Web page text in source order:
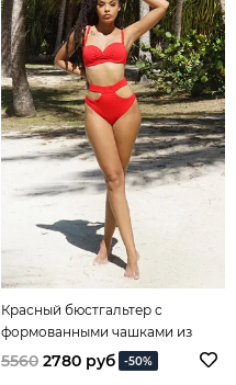
Красный бюстгальтер с
формованными чашками из
коллекции Spirit of Colours
5560 2780 руб -50%